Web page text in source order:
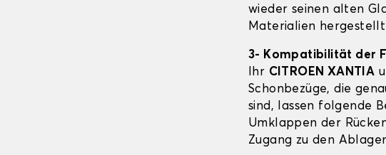
wieder seinen alten
Materialien hergestellt
3- Kompatibilität der
Ihr CITROEN XANTIA
Schonbezüge, die
sind, lassen folgende
Umklappen der
Zugang zu den